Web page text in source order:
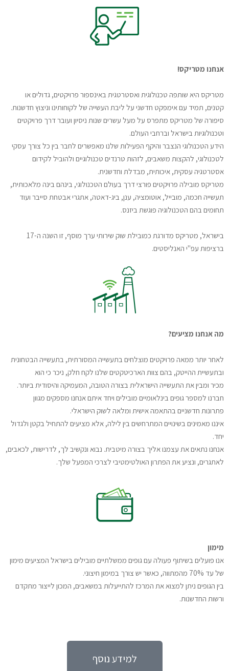
אנחנו מטריקס!
מטריקס היא שותפה טכנולוגית ואסטרטגית באינספור פרויקטים, גדולים או
קטנים, תמיד עם אימפקט חדשני על ליבת העשייה של לקוחותינו וניצוץ חדשנות.
סיפורה של מטריקס מתפרס על מעל עשרים שנות ניסיון ועובר דרך פרויקטים
וטכנולוגיות בישראל וברחבי העולם.
הידע הטכנולוגי הנצבר והיקף הפעילות שלנו מאפשרים לחבר בין כל צורך עסקי
לטכנולוגי, להקצות משאבים, לזהות טרנדים טכנולוגיים ולהוביל לקידום
אסטרטגיה עסקית, איכותית, מבדלת וחדשנית.
מטריקס מובילה פרויקטים פורצי דרך בעולם הטכנולוגי, בינהם בינה מלאכותית,
תעשייה חכמה, מובייל, אוטומציה, ענן, ביג-דאטה, אתגרי אבטחת סייבר ועוד
תחומים בהם הטכנולוגיה פוגשת ביזנס.
בישראל, מטריקס מדורגת כמובילת שוק שירותי ערך מוסף, זו השנה ה-17
ברציפות עפ"י האנליסטים.
מה אנחנו מציעים?
לאחר יותר ממאה פרויקטים מוצלחים בתעשייה המסורתית, בתעשייה הבטחונית
ובתעשיית ההייטק, בהם צוות הארכיטקטים שלנו לקח חלק, ניכר כי הוא
מכיר ומבין את התעשייה הישראלית בצורה הטובה, המעמיקה והיסודית ביותר.
חברנו למספר גופים בינלאומיים מובילים ויחד איתם אנחנו מספקים מגוון
פתרונות חדשניים בהתאמה אישית ומלאה לשוק הישראלי.
איננו מאמינים בשינויים המתרחשים בין לילה, אלא מציעים להתחיל בקטן ולגדול
יחד.
אנחנו נתאים את עצמנו אליך בצורה מיטבית. נבוא ונקשיב לך, לדרישות, לכאבים,
לאתגרים, ונציע את הפתרון האולטימטיבי לצרכי המפעל שלך.
מימון
אנו פועלים בשיתוף פעולה עם גופים ממשלתיים מובילים בישראל המציעים מימון
של עד 70% מהמתווה, כאשר יש צורך במימון חיצוני.
בין הגופים ניתן למצוא את המרכז להתייעלות במשאבים, המכון לייצור מתקדם
ורשות החדשנות.
למידע נוסף